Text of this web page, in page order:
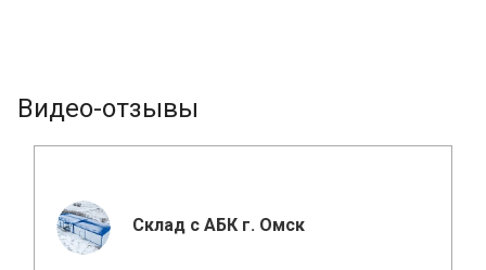
Видео-отзывы
Склад с АБК г. Омск